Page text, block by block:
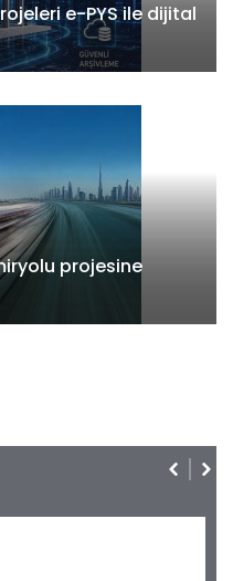
e-PYS ile dijital
projesine